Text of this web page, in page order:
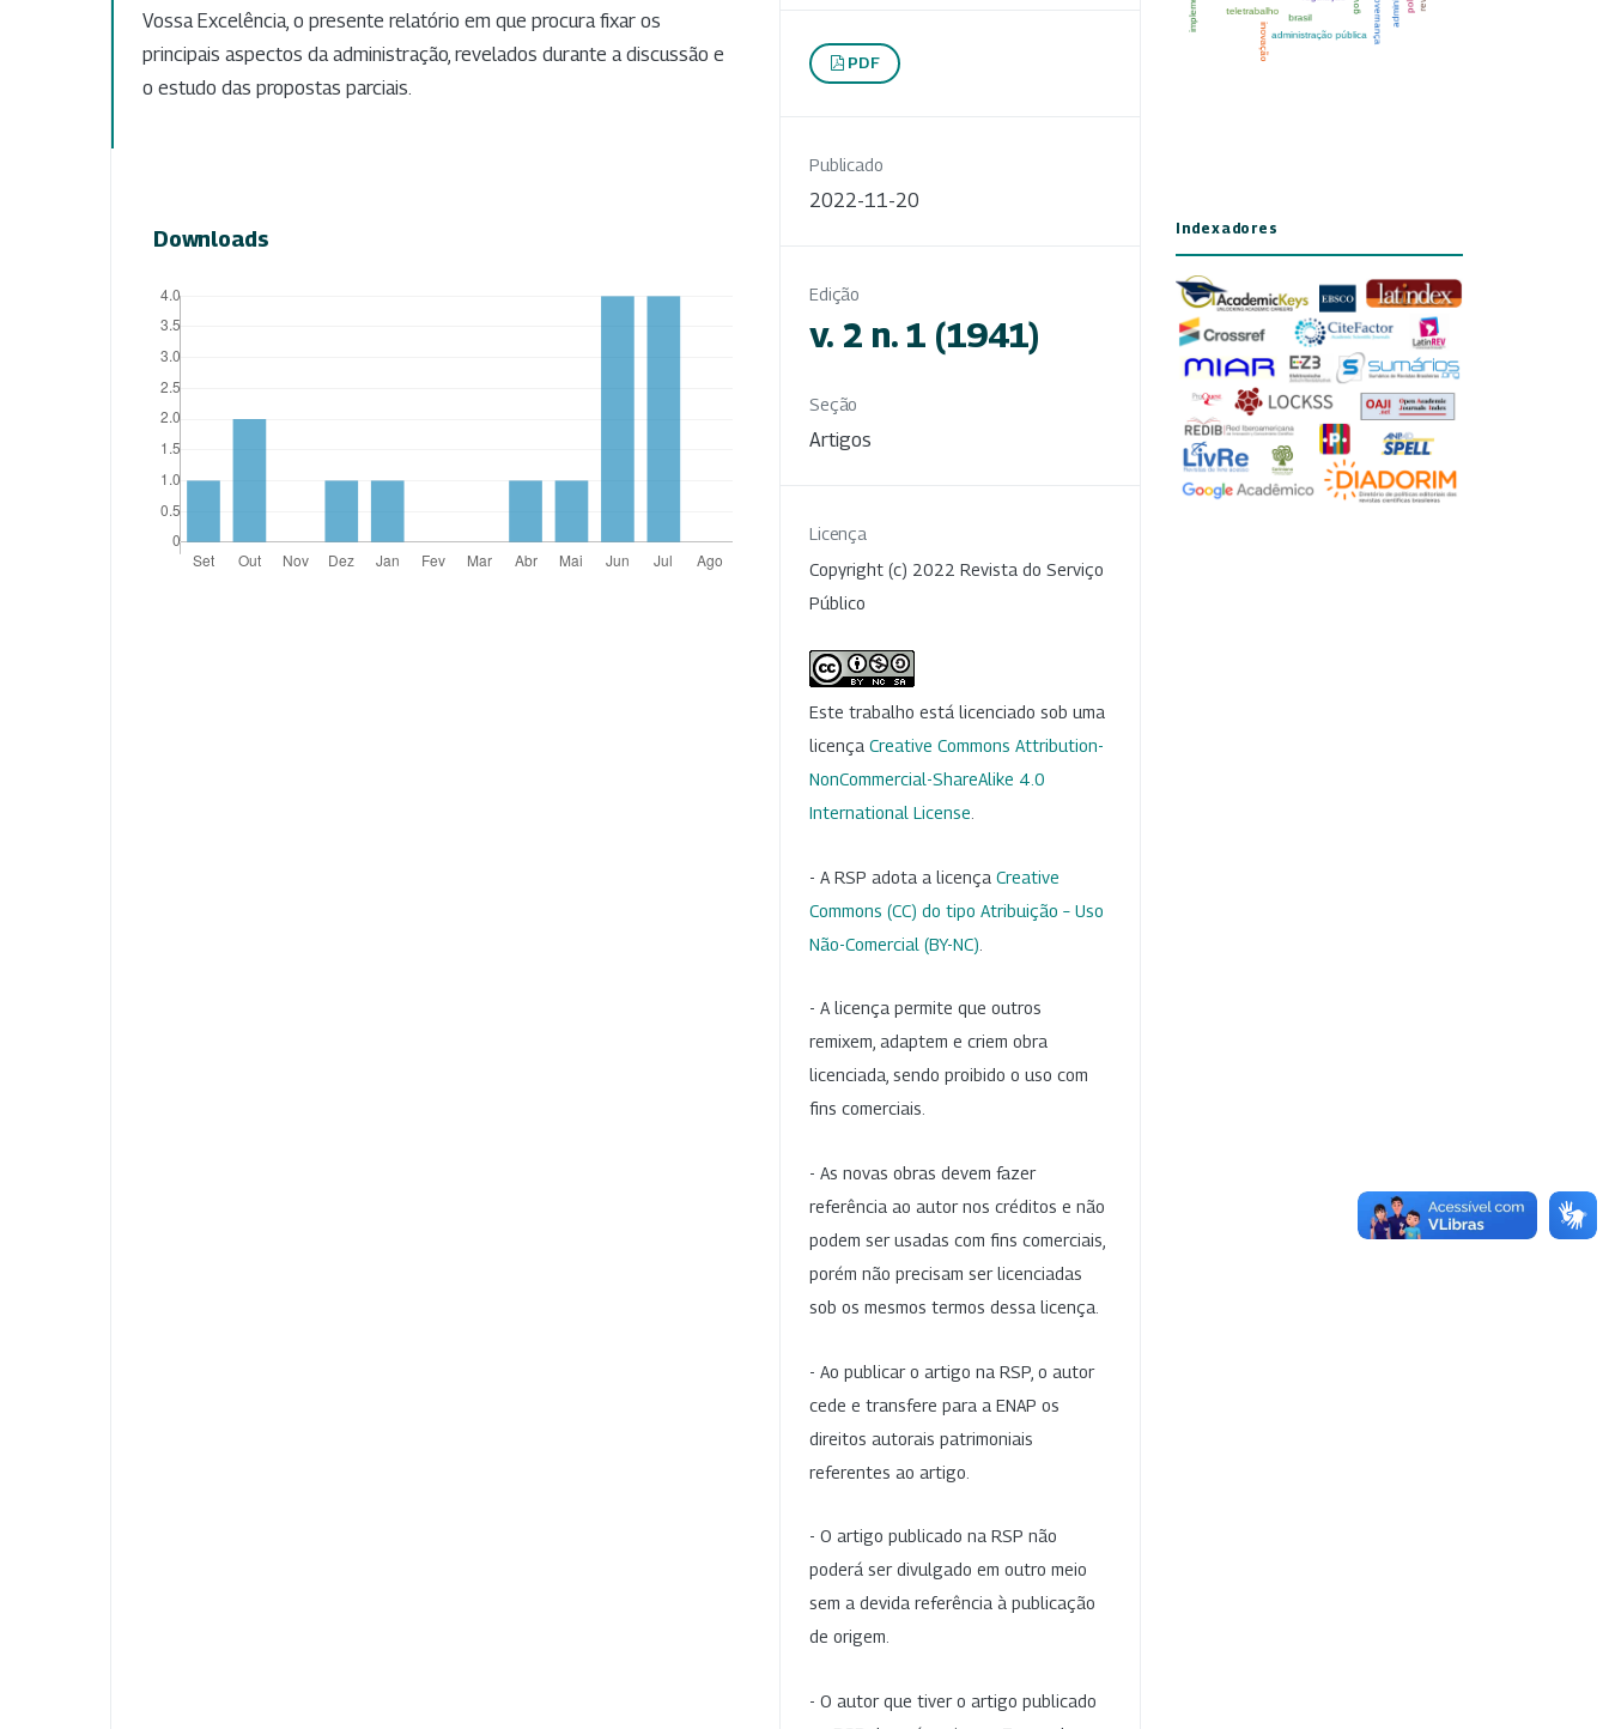
Vossa Excelência, o presente relatório em que procura fixar os
principais aspectos da administração, revelados durante a discussão e
o estudo das propostas parciais.
Downloads
PDF
Publicado
2022-11-20
Edição
v. 2 n. 1 (1941)
Seção
Artigos
Licença
Copyright (c) 2022 Revista do Serviço
Público
Este trabalho está licenciado sob uma
licença Creative Commons Attribution-
NonCommercial-ShareAlike 4.0
International License
- A RSP adota a licença Creative
Commons (CC) do tipo Atribuição – Uso
Não-Comercial (BY-NC)
- A licença permite que outros
remixem, adaptem e criem obra
licenciada, sendo proibido o uso com
fins comerciais.
- As novas obras devem fazer
referência ao autor nos créditos e não
podem ser usadas com fins comerciais,
porém não precisam ser licenciadas
sob os mesmos termos dessa licença.
- Ao publicar o artigo na RSP, o autor
cede e transfere para a ENAP os
direitos autorais patrimoniais
referentes ao artigo.
- O artigo publicado na RSP não
poderá ser divulgado em outro meio
sem a devida referência à publicação
de origem.
- O autor que tiver o artigo publicado
Indexadores